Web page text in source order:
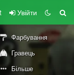
Увійти
Фарбування
Гравець
Більше